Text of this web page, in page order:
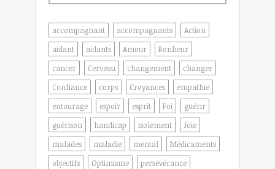
accompagnant accompagnants
Action
aidant
aidants Amour
Bonheur
cancer
Cerveau changement
changer
Confiance
corps Croyances
empathie
entourage
espoir esprit Foi
guérir
guérison
handicap isolement
Joie
malades
maladie mental
Médicaments
objectifs
Optimisme
persévérance